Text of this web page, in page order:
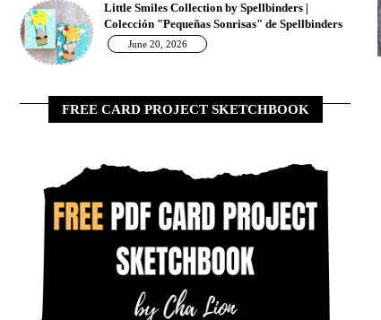
Little Smiles Collection by Spellbinders |
Colección "Pequeñas Sonrisas" de Spellbinders
June 20, 2026
FREE CARD PROJECT SKETCHBOOK